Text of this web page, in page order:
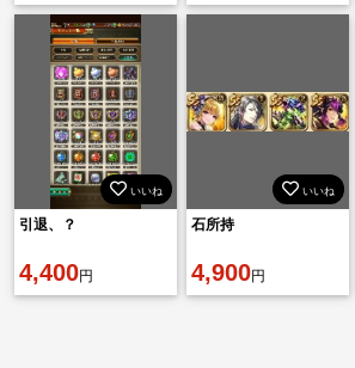
いいね
引退、？
4,400円
いいね
石所持
4,900円